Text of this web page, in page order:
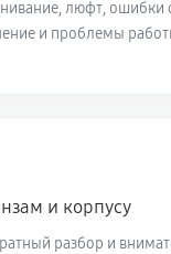
люфт, ошибки
и проблемы
и корпусу
разбор и